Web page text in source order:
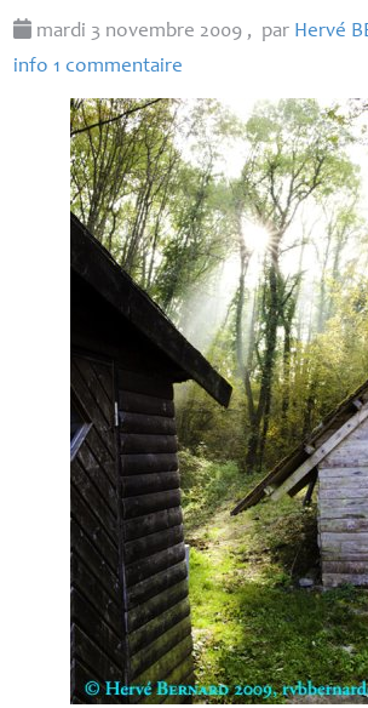
mardi 3 novembre 2009 , par Hervé
info 1 commentaire